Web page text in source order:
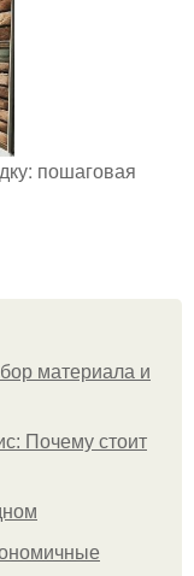
пошаговая
материала и
Почему стоит